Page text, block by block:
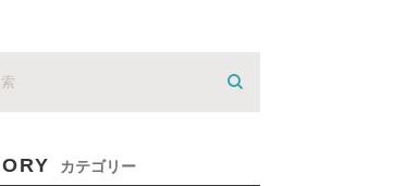
カテゴリー